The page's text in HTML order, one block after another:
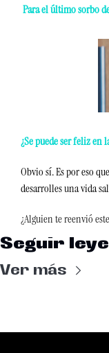
Para el último sorbo
¿Se puede ser feliz en
Obvio sí. Es por eso
desarrolles una vida
¿Alguien te reenvió
Seguir
Ver más